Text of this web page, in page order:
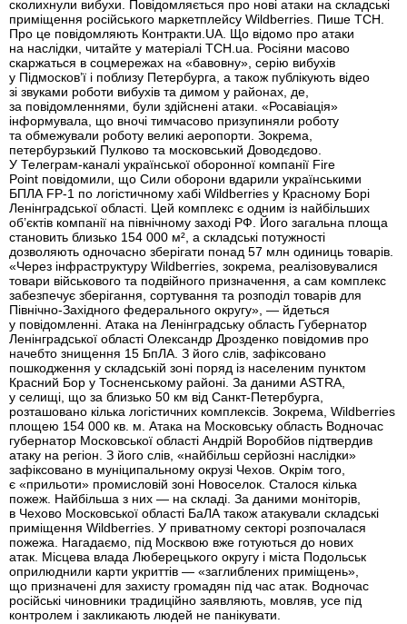
сколихнули вибухи. Повідомляється про нові атаки на складські
приміщення російського маркетплейсу Wildberries. Пише ТСН.
Про це повідомляють Контракти.UA. Що відомо про атаки
на наслідки, читайте у матеріалі ТСН.ua. Росіяни масово
скаржаться в соцмережах на «бавовну», серію вибухів
у Підмосков’ї і поблизу Петербурга, а також публікують відео
зі звуками роботи вибухів та димом у районах, де,
за повідомленнями, були здійснені атаки. «Росавіація»
інформувала, що вночі тимчасово призупиняли роботу
та обмежували роботу великі аеропорти. Зокрема,
петербурзький Пулково та московський Доводєдово.
У Телеграм-каналі української оборонної компанії Fire
Point повідомили, що Сили оборони вдарили українськими
БПЛА FP-1 по логістичному хабі Wildberries у Красному Борі
Ленінградської області. Цей комплекс є одним із найбільших
об’єктів компанії на північному заході РФ. Його загальна площа
становить близько 154 000 м², а складські потужності
дозволяють одночасно зберігати понад 57 млн одиниць товарів.
«Через інфраструктуру Wildberries, зокрема, реалізовувалися
товари військового та подвійного призначення, а сам комплекс
забезпечує зберігання, сортування та розподіл товарів для
Північно-Західного федерального округу», — йдеться
у повідомленні. Атака на Ленінградську область Губернатор
Ленінградської області Олександр Дрозденко повідомив про
начебто знищення 15 БпЛА. З його слів, зафіксовано
пошкодження у складській зоні поряд із населеним пунктом
Красний Бор у Тосненському районі. За даними ASTRA,
у селищі, що за близько 50 км від Санкт-Петербурга,
розташовано кілька логістичних комплексів. Зокрема, Wildberries
площею 154 000 кв. м. Атака на Московську область Водночас
губернатор Московської області Андрій Воробйов підтвердив
атаку на регіон. З його слів, «найбільш серйозні наслідки»
зафіксовано в муніципальному окрузі Чехов. Окрім того,
є «прильоти» промисловій зоні Новоселок. Сталося кілька
пожеж. Найбільша з них — на складі. За даними моніторів,
в Чехово Московської області БаЛА також атакували складські
приміщення Wildberries. У приватному секторі розпочалася
пожежа. Нагадаємо, під Москвою вже готуються до нових
атак. Місцева влада Люберецького округу і міста Подольськ
оприлюднили карти укриттів — «заглиблених приміщень»,
що призначені для захисту громадян під час атак. Водночас
російські чиновники традиційно заявляють, мовляв, усе під
контролем і закликають людей не панікувати.